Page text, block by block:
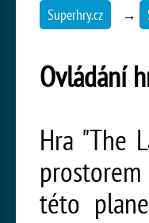
Superhry.cz →
Ovládání
Hra "The
této